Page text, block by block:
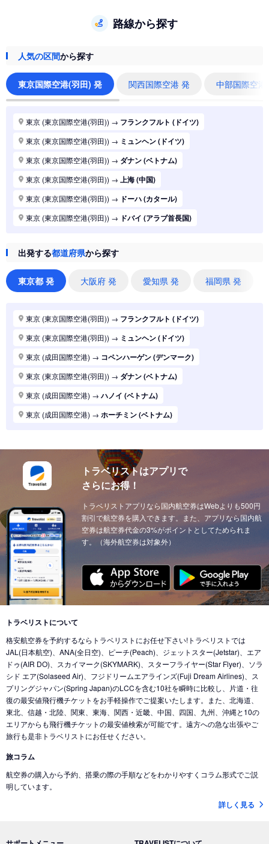
路線から探す
人気の区間から探す
東京国際空港(羽田) 発 関西国際空港 発 中部国際空
東京 (東京国際空港(羽田)) → フランクフルト (ドイツ)
東京 (東京国際空港(羽田)) → ミュンヘン (ドイツ)
東京 (東京国際空港(羽田)) → ダナン (ベトナム)
東京 (東京国際空港(羽田)) → 上海 (中国)
東京 (東京国際空港(羽田)) → ドーハ (カタール)
東京 (東京国際空港(羽田)) → ドバイ (アラブ首長国)
東京 (東京国際空港(羽田))→
東京 (東京国際空港(羽田)) シドニー (オーストラリア)
東京 (東京国際空港(羽田))
東京 (東京国際空港(羽田)) パリ (フランス)
東京 (東京国際空港(羽田)) ハノイ (ベトナム)
東京 (東京国際空港(羽田)) マニラ (フィリピン)
東京 (東京国際空港(羽田)) シンガポール (シンガポール)
東京 (東京国際空港(羽田)) ロンドン (イギリス(英国))
東京 (東京国際空港(羽田)) ホーチミン (ベトナム)
東京 (東京国際空港(羽田))→台北 (台湾)
東京 (東京国際空港(羽田))→広州 (中国)
東京 (東京国際空港(羽田))→北京 (中国)
東京 (東京国際空港(羽田)) → サンフランシスコ (アメリカ)
東京 (東京国際空港(羽田))→ニューヨーク (アメリカ)
東京 (東京国際空港(羽田))→クアラルンプール (マレーシア)
東京 (東京国際空港(羽田))→ウィーン (オーストリア)
東京 (東京国際空港(羽田))→バンクーバー (カナダ)
東京 (東京国際空港(羽田)) → シカゴ (アメリカ)
東京 (東京国際空港(羽田))
東京 (東京国際空港(羽田))→ ロサンゼルス (アメリカ)
東京 (東京国際空港(羽田))→ ミネアポリス (アメリカ)
東京 (東京国際空港(羽田))→ トロント (カナダ)
東京 (東京国際空港(羽田))→コナ-ハワイ島 (ハワイ)
出発する都道府県から探す
東京都 発 大阪府 発 愛知県 発 福岡県 発
東京 (東京国際空港(羽田)) → フランクフルト (ドイツ)
東京 (東京国際空港(羽田)) → ミュンヘン (ドイツ)
東京 (成田国際空港) → コペンハーゲン (デンマーク)
東京 (東京国際空港(羽田)) → ダナン (ベトナム)
東京 (成田国際空港) → ハノイ (ベトナム)
東京 (成田国際空港) → ホーチミン (ベトナム)
東京 (東京国際空港(羽田))→ドーハ (カタール)
東京 (成田国際空港) →ドーハ (カタール)
東京 (成田国際空港) →アブダビ (アラブ首長国)
東京 (成田国際空港)→イスタンブール (トルコ)
東京 (成田国際空港)→ウィーン (オーストリア)
東京 (成田国際空港) チューリッヒ (スイス)
東京 (成田国際空港)→カイロ（エジプト） (エジプト)
東京 (成田国際空港) →北京 (中国) 東京 (成田国際空港)→香港 (香港)
東京 (成田国際空港)→デリー (インド)
東京 (東京国際空港(羽田))
東京 (成田国際空港) → ドバイ (アラブ首長国)
東京 (東京国際空港(羽田))→ジャカルタ (インドネシア)
東京 (成田国際空港) → バリ島 (インドネシア)
東京 (成田国際空港) →ナンディ（フィジー） (フィジー)
東京 (成田国際空港) →クアラルンプール (マレーシア)
東京 (成田国際空港)→コタキナバル (マレーシア)
東京 (東京国際空港(羽田))
東京 (成田国際空港)→ヌメア (ニューカレドニア)
トラベリストはアプリで
さらにお得！
トラベリストアプリなら国内航空券はWebよりも500円
割引で航空券を購入できます。また、アプリなら国内航
空券は航空券代金の3%がポイントとしてためられま
す。（海外航空券は対象外）
トラベリストについて
格安航空券を予約するならトラベリストにお任せ下さい!トラベリストでは
JAL(日本航空)、ANA(全日空)、ピーチ(Peach)、ジェットスター(Jetstar)、エア
ドゥ(AIR DO)、スカイマーク(SKYMARK)、スターフライヤー(Star Flyer)、ソラ
シド エア(Solaseed Air)、フジドリームエアラインズ(Fuji Dream Airlines)、ス
プリングジャパン(Spring Japan)のLCCを含む10社を瞬時に比較し、片道・往
復の最安値飛行機チケットをお手軽操作でご提案いたします。また、北海道、
東北、信越・北陸、関東、東海、関西・近畿、中国、四国、九州、沖縄と10の
エリアからも飛行機チケットの最安値検索が可能です。遠方への急な出張やご
旅行も是非トラベリストにお任せください。
旅コラム
航空券の購入から予約、搭乗の際の手順などをわかりやすくコラム形式でご説
明しています。
詳しく見る